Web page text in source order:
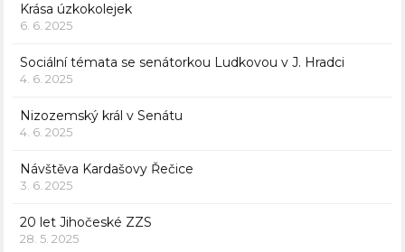
Krása úzkokolejek
6. 6. 2025
Sociální témata se senátorkou Ludkovou v J. Hradci
4. 6. 2025
Nizozemský král v Senátu
4. 6. 2025
Návštěva Kardašovy Řečice
3. 6. 2025
20 let Jihočeské ZZS
28. 5. 2025